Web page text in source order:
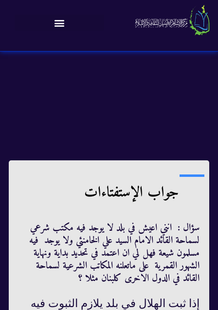
جواب الإستفتاءات
سؤال : انني اعيش في بلد لا يوجد فيه مكتب شرعي
لسماحة القائد الامام السيد علي الخامنئي ولا يوجد فيه
مسلمون شيعة فهل لي ان اعتمد في تحديد بداية ونهاية
الشهور القمرية على ماتعلنه المكاتب الشرعية لسماحة
القائد في الدول الاخرى كلبنان مثلا ؟
إذا ثبت الهلال في بلد يلازم الثبوت فيه